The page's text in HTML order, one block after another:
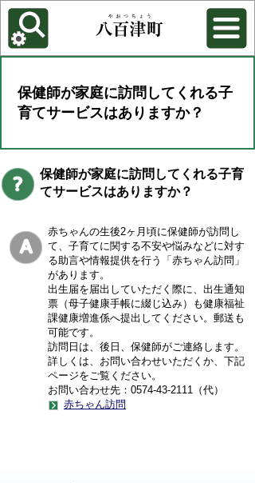
各種機能
背景色を変更する
保健師が家庭に訪問してくれる子
育てサービスはありますか？
保健師が家庭に訪問してくれる子育
てサービスはありますか？
赤ちゃんの生後2ヶ月頃に保健師が訪問し
て、子育てに関する不安や悩みなどに対す
る助言や情報提供を行う「赤ちゃん訪問」
があります。
出生届を届出していただく際に、出生通知
票（母子健康手帳に綴じ込み）も健康福祉
課健康増進係へ提出してください。郵送も
可能です。
訪問日は、後日、保健師がご連絡します。
詳しくは、お問い合わせいただくか、下記
ページをご覧ください。
お問い合わせ先：0574-43-2111（代）
赤ちゃん訪問